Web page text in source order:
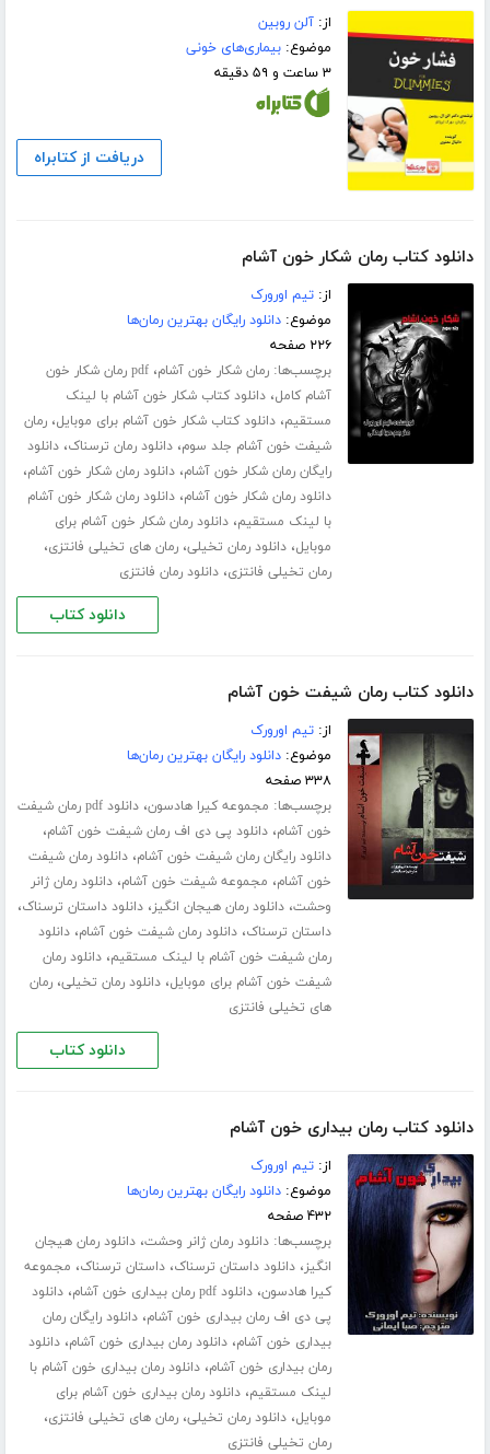
از:آلن روبین
موضوع:بیماری‌های خونی
۳ ساعت و ۵۹ دقیقه
دریافت از کتابراه
دانلود کتاب رمان شکار خون آشام
از:تیم اورورک
موضوع:دانلود رایگان بهترین رمان‌ها
۲۲۶ صفحه
برچسب‌ها:رمان شکار خون آشام،
pdf رمان شکار خون
آشام کامل،دانلود کتاب شکار خون آشام با لینک
مستقیم،دانلود کتاب شکار خون آشام برای موبایل،رمان
شیفت خون آشام جلد سوم،دانلود رمان ترسناک،دانلود
رایگان رمان شکار خون آشام،دانلود رمان شکار خون آشام،
دانلود رمان شکار خون آشام،دانلود رمان شکار خون آشام
با لینک مستقیم،دانلود رمان شکار خون آشام برای
موبایل،دانلود رمان تخیلی،رمان های تخیلی فانتزی،
رمان تخیلی فانتزی،دانلود رمان فانتزی
دانلود کتاب
دانلود کتاب رمان شیفت خون آشام
از:تیم اورورک
موضوع:دانلود رایگان بهترین رمان‌ها
۳۳۸ صفحه
برچسب‌ها: مجموعه کیرا هادسون،
دانلود pdf رمان شیفت
خون آشام،دانلود پی دی اف رمان شیفت خون آشام،
دانلود رایگان رمان شیفت خون آشام،دانلود رمان شیفت
خون آشام، مجموعه شیفت خون آشام،دانلود رمان ژانر
وحشت،دانلود رمان هیجان انگیز،دانلود داستان ترسناک،
داستان ترسناک،دانلود رمان شیفت خون آشام،دانلود
رمان شیفت خون آشام با لینک مستقیم،دانلود رمان
شیفت خون آشام برای موبایل،دانلود رمان تخیلی،رمان
های تخیلی فانتزی
دانلود کتاب
دانلود کتاب رمان بیداری خون آشام
از:تیم اورورک
موضوع:دانلود رایگان بهترین رمان‌ها
۴۳۲ صفحه
برچسب‌ها:دانلود رمان ژانر وحشت،دانلود رمان هیجان
انگیز،دانلود داستان ترسناک،داستان ترسناک، مجموعه
کیرا هادسون،دانلود pdf رمان بیداری خون آشام ،دانلود
پی دی اف رمان بیداری خون آشام،دانلود رایگان رمان
بیداری خون آشام،دانلود رمان بیداری خون آشام،دانلود
رمان بیداری خون آشام،دانلود رمان بیداری خون آشام با
لینک مستقیم،دانلود رمان بیداری خون آشام برای
موبایل،دانلود رمان تخیلی،رمان های تخیلی فانتزی،
رمان تخیلی فانتزی